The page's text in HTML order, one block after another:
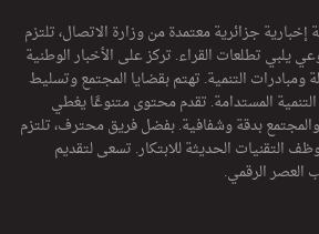
جزائرية معتمدة من وزارة الاتصال، تلتزم
تطلعات القراء. تركز على الأخبار الوطنية
ومبادرات التنمية. تهتم بقضايا المجتمع وتسليط
المستدامة. تقدم محتوى متنوعًا يغطي
والمجتمع بدقة وشفافية. بفضل فريق محترف، تلتزم
التقنيات الحديثة للابتكار. تسعى لتقديم
العصر الرقمي.